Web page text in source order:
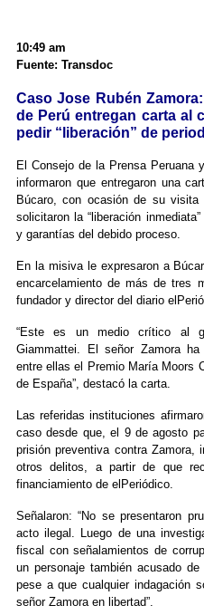
10:49 am
Fuente: Transdoc
Caso Jose Rubén
de Perú entregan carta al
pedir “liberación” de
El Consejo de la Prensa Peruana
informaron que entregaron una
Búcaro, con ocasión de su
solicitaron la “liberación
y garantías del debido proceso.
En la misiva le expresaron a
encarcelamiento de más de tres
fundador y director del diario
“Este es un medio crítico al
Giammattei. El señor Zamora ha
entre ellas el Premio María Moors
de España”, destacó la carta.
Las referidas instituciones
caso desde que, el 9 de agosto
prisión preventiva contra Zamora,
otros delitos, a partir de que
financiamiento de elPeriódico.
Señalaron: “No se presentaron
acto ilegal. Luego de una
fiscal con señalamientos de
un personaje también acusado
pese a que cualquier indagación
señor Zamora en libertad”.